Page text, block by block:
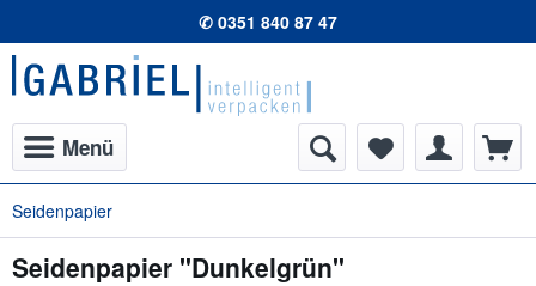
✆ 0351 840 87 47
Menü
Seidenpapier
Seidenpapier "Dunkelgrün"